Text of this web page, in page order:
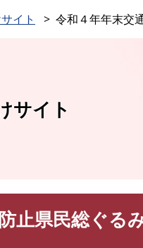
イト 令和４年年末交
サイト
止県民総ぐる